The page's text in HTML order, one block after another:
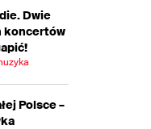
Dwie
koncertów
Polsce –